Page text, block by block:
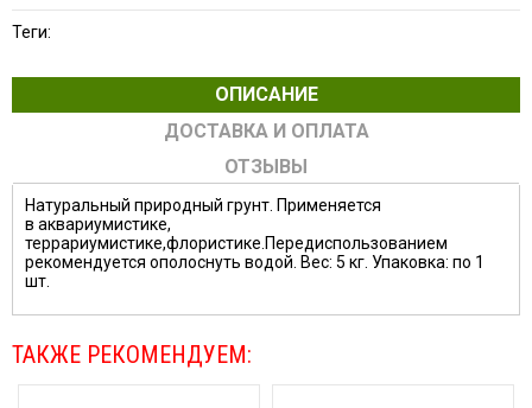
Теги:
ОПИСАНИЕ
ДОСТАВКА И ОПЛАТА
ОТЗЫВЫ
Натуральный природный грунт. Применяется
в аквариумистике,
террариумистике,флористике.Передиспользованием
рекомендуется ополоснуть водой. Вес: 5 кг. Упаковка: по 1
шт.
ТАКЖЕ РЕКОМЕНДУЕМ: